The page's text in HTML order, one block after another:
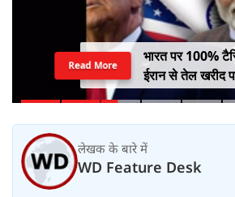
भारत पर 100%
ईरान से तेल खरीद
सीनेट में बिल पास
Read More
लेखक के बारे में
WD Feature Desk